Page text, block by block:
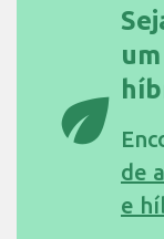
eco
de
e